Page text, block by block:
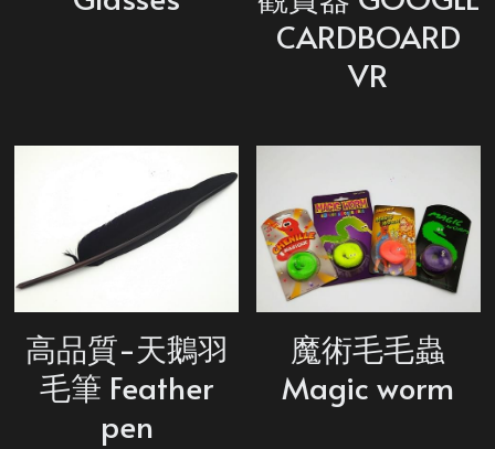
CARDBOARD
VR
高品質-天鵝羽
毛筆 Feather
pen
魔術毛毛蟲
Magic worm